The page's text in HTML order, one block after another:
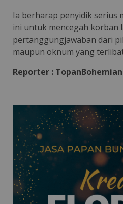
Ia berharap penyidik serius
ini untuk mencegah korban
pertanggungjawaban dari
maupun oknum yang
Reporter : TopanBohemian